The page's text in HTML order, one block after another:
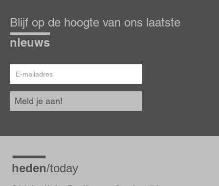
op
de
hoogte
Blijf op de hoogte van ons laatste
nieuws
mailadres
Meld je aan!